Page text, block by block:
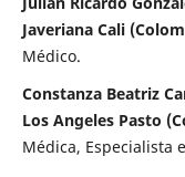
Javeriana Cali
Médico.
Constanza Beatriz
Los Angeles Pasto
Médica, Especialista